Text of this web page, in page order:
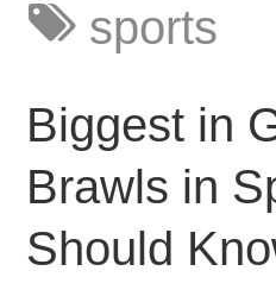
sports
Biggest in
Brawls in
Should